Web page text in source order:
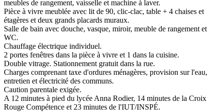
meubles de rangement, vaisselle et machine à laver.
Pièce à vivre meublée avec lit de 90, clic-clac, table + 4 chaises et
étagères et deux grands placards muraux.
Salle de bain avec douche, vasque, miroir, meuble de rangement et
WC.
Chauffage électrique individuel.
2 portes fenêtres dans la pièce à vivre et 1 dans la cuisine.
Double vitrage. Stationnement gratuit dans la rue.
Charges comprenant taxe d'ordures ménagères, provision sur l'eau,
entretien et électricité des communs.
Caution parentale exigée.
A 12 minutes à pied du lycée Anna Rodier, 14 minutes de la Croix
Rouge Compétence et 23 minutes de l'IUT/INSPÉ.